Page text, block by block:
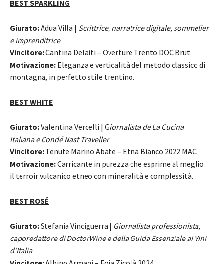
BEST SPARKLING
Giurato:Adua Villa | Scrittrice, narratrice digitale, sommelier
e imprenditrice
Vincitore:Cantina Delaiti – Overture Trento DOC Brut
Motivazione: Eleganza e verticalità del metodo classico di
montagna, in perfetto stile trentino.
BEST WHITE
Giurato:Valentina Vercelli | Giornalista de La Cucina
Italiana e Condé Nast Traveller
Vincitore: Tenute Marino Abate – Etna Bianco 2022 MAC
Motivazione:Carricante in purezza che esprime al meglio
il terroir vulcanico etneo con mineralità e complessità.
BEST ROSÉ
Giurato:Stefania Vinciguerra | Giornalista professionista,
caporedattore di DoctorWine e della Guida Essenziale ai Vini
d’Italia